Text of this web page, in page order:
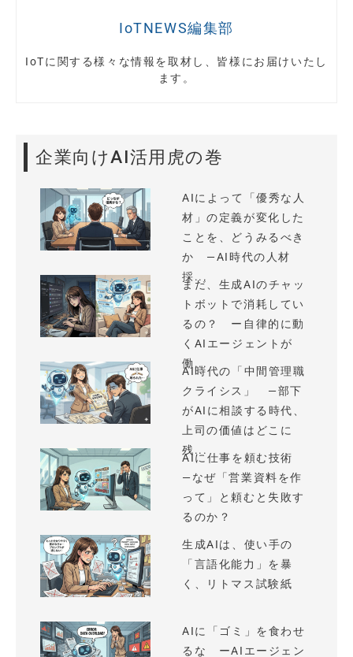
IoTNEWS編集部
IoTに関する様々な情報を取材し、皆様にお届けいたし
ます。
企業向けAI活用虎の巻
AIによって「優秀な人
材」の定義が変化した
ことを、どうみるべき
か —AI時代の人材
採...
まだ、生成AIのチャッ
トボットで消耗してい
るの？ ー自律的に動
くAIエージェントが
働...
AI時代の「中間管理職
クライシス」 —部下
がAIに相談する時代、
上司の価値はどこに
残...
AIに仕事を頼む技術
—なぜ「営業資料を作
って」と頼むと失敗す
るのか？
生成AIは、使い手の
「言語化能力」を暴
く、リトマス試験紙
AIに「ゴミ」を食わせ
るな ーAIエージェン